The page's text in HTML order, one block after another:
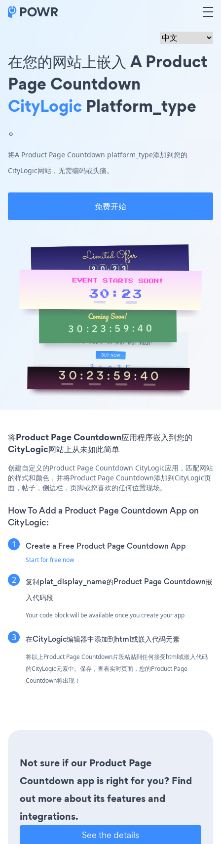
在您的网站上嵌入 A Product
Page Countdown
CityLogic Platform_type
。
将A Product Page Countdown platform_type添加到您的
CityLogic网站，无需编码或头痛。
免费开始
将Product Page Countdown应用程序嵌入到您的
CityLogic网站上从未如此简单
创建自定义的Product Page Countdown CityLogic应用，匹配网站
的样式和颜色，并将Product Page Countdown添加到CityLogic页
面，帖子，侧边栏，页脚或您喜欢的任何位置现场。
How To Add a Product Page Countdown App on
CityLogic:
Create a Free Product Page Countdown App
Start for free now
复制plat_display_name的Product Page Countdown嵌
入代码段
Your code block will be available once you create your app
在CityLogic编辑器中添加到html或嵌入代码元素
将以上Product Page Countdown片段粘贴到任何接受html或嵌入代码
的CityLogic元素中。保存，查看实时页面，您的Product Page
Countdown将出现！
Not sure if our Product Page
Countdown app is right for you? Find
out more about its features and
integrations.
See the details